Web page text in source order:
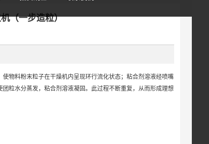
（一步造粒）
物料粉末粒子在干燥机内呈现环行流化状态；粘合剂溶液经喷嘴
粒水分蒸发，粘合剂溶液凝固。此过程不断重复，从而形成理想